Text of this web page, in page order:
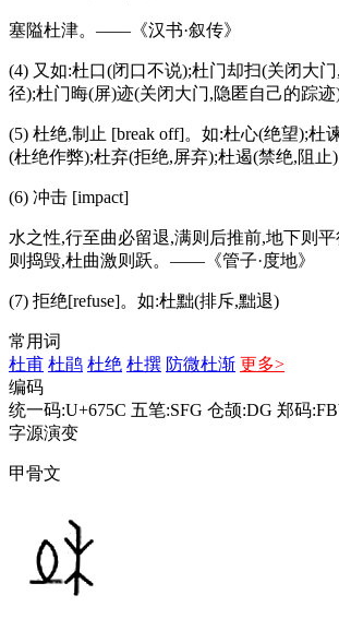
塞隘杜津。——《汉书·叙传》
(4) 又如:杜口(闭口不说);杜门却扫(关闭大
径);杜门晦(屏)迹(关闭大门,隐匿自己的踪迹
(5) 杜绝,制止 [break off]。如:杜心(绝望);杜
(杜绝作弊);杜弃(拒绝,屏弃);杜遏(禁绝,阻止)
(6) 冲击 [impact]
水之性,行至曲必留退,满则后推前,地下则
则捣毁,杜曲激则跃。——《管子·度地》
(7) 拒绝[refuse]。如:杜黜(排斥,黜退)
常用词
杜甫 杜鹃 杜绝 杜撰 防微杜渐 更多>
编码
统一码:U+675C 五笔:SFG 仓颉:DG 郑码
字源演变
甲骨文